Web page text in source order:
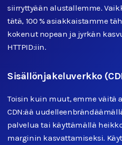
siirryttyään alustallemme.
tätä, 100 % asiakkaistamme
kokenut nopean ja jyrkän
HTTPID:iin.
Sisällönjakeluverkko
Toisin kuin muut, emme väitä
CDN:ää
palvelua tai käyttämällä
marginin kasvattamiseksi.